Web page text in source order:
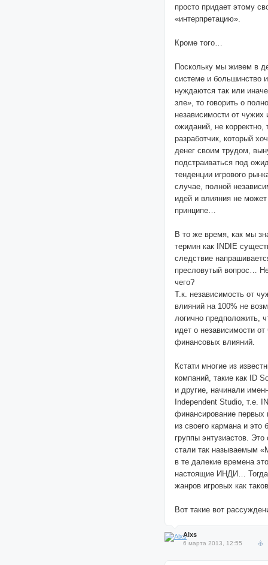
просто придает этому
«интерпретацию».
Кроме того…
Поскольку мы живем в
системе и большинство
нуждаются так или
зле», то говорить о
независимости от чужих
ожиданий, не корректно,
разработчик, который
денег своим трудом,
подстраиваться под
тенденции игрового
случае, полной
идей и влияния не
принципе…
В то же время, как мы
термин как INDIE
следствие
пресловутый вопрос…
чего?
Т.к. независимость от
влияний на 100% не
логично предположить,
идет о независимости
финансовых влияний.
Кстати многие из
компаний, такие как ID
и другие, начинали
Independent Studio, т.е.
финансирование первых
из своего кармана и
группы энтузиастов. Это
стали так называемым
в те далекие времена
настоящие ИНДИ…
жанров игровых как
Вот такие вот
Alxs
6 марта 2013, 12:55